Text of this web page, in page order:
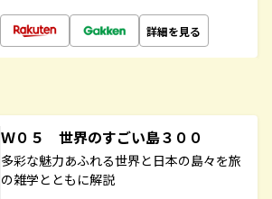
詳細を見る
Ｗ０５ 世界のすごい島３００
多彩な魅力あふれる世界と日本の島々を旅
の雑学とともに解説